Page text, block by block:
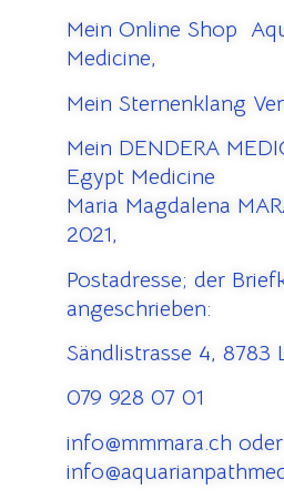
Mein Online Shop
Medicine,
Mein Sternenklang
Mein DENDERA
Egypt Medicine
Maria Magdalena
2021,
Postadresse; der
angeschrieben:
Sändlistrasse 4, 8783
079 928 07 01
info@mmmara.ch oder